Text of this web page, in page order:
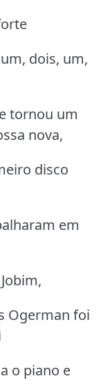
dois, um,
tornou um
nova,
disco
em
Ogerman foi
o piano e